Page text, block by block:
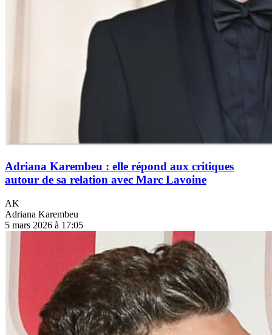
Adriana Karembeu : elle répond aux critiques
autour de sa relation avec Marc Lavoine
AK
Adriana Karembeu
5 mars 2026 à 17:05